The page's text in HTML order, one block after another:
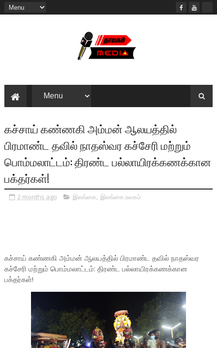
கச்சாய் கண்ணகி அம்மன் ஆலயத்தில்
பிரமாண்ட தவில் நாதஸ்வர கச்சேரி மற்றும்
பொம்மலாட்டம்: திரண்ட பல்லாயிரக்கணக்கான
பக்தர்கள்!
2 months ago இலங்கை, இலங்கை.உலகம்
கச்சாய் கண்ணகி அம்மன் ஆலயத்தில் பிரமாண்ட தவில் நாதஸ்வர
கச்சேரி மற்றும் பொம்மலாட்டம்: திரண்ட பல்லாயிரக்கணக்கான
பக்தர்கள்!